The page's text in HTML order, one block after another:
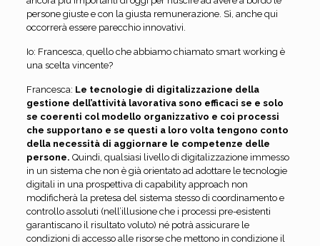
persone giuste e con la giusta remunerazione. Sì, anche qui
occorrerà essere parecchio innovativi.
Io: Francesca, quello che abbiamo chiamato smart working è
una scelta vincente?
Francesca: Le tecnologie di digitalizzazione della
gestione dell’attività lavorativa sono efficaci se e solo
se coerenti col modello organizzativo e coi processi
che supportano e se questi a loro volta tengono conto
della necessità di aggiornare le competenze delle
persone. Quindi, qualsiasi livello di digitalizzazione immesso
in un sistema che non è già orientato ad adottare le tecnologie
digitali in una prospettiva di capability approach non
modificherà la pretesa del sistema stesso di coordinamento e
controllo assoluti (nell’illusione che i processi pre-esistenti
garantiscano il risultato voluto) né potrà assicurare le
condizioni di accesso alle risorse che mettono in condizione il